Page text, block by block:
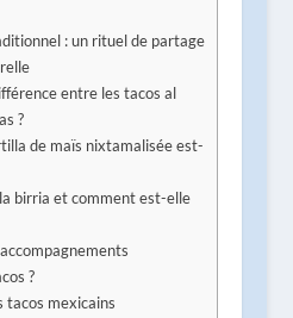
: un rituel de partage
entre les tacos al
?
de maïs nixtamalisée est-
birria et comment est-elle
?
tacos mexicains